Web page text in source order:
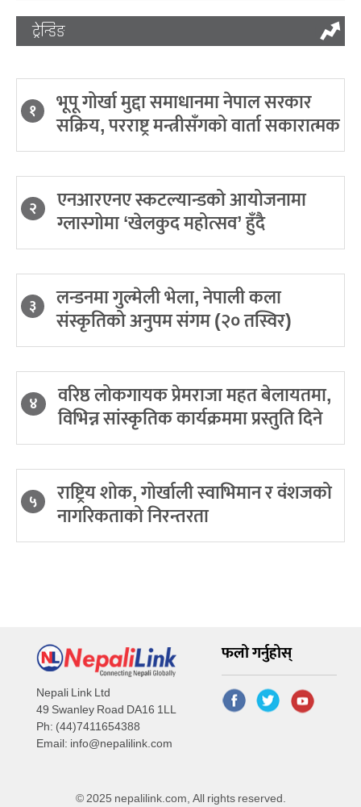
ट्रेन्डिङ
१ भूपू गोर्खा मुद्दा समाधानमा नेपाल सरकार
सक्रिय, परराष्ट्र मन्त्रीसँगको वार्ता सकारात्मक
२ एनआरएनए स्कटल्यान्डको आयोजनामा
ग्लास्गोमा ‘खेलकुद महोत्सव’ हुँदै
३ लन्डनमा गुल्मेली भेला, नेपाली कला
संस्कृतिको अनुपम संगम (२० तस्विर)
४ वरिष्ठ लोकगायक प्रेमराजा महत बेलायतमा,
विभिन्न सांस्कृतिक कार्यक्रममा प्रस्तुति दिने
५ राष्ट्रिय शोक, गोर्खाली स्वाभिमान र वंशजको
नागरिकताको निरन्तरता
Nepali Link Ltd
49 Swanley Road DA16 1LL
Ph: (44)7411654388
Email: info@nepalilink.com
फलो गर्नुहोस्
© 2025 nepalilink.com, All rights reserved.